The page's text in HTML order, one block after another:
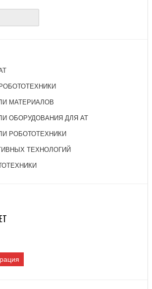
МАТЕРИАЛОВ
ОБОРУДОВАНИЯ ДЛЯ АТ
РОБОТОТЕХНИКИ
ТЕХНОЛОГИЙ